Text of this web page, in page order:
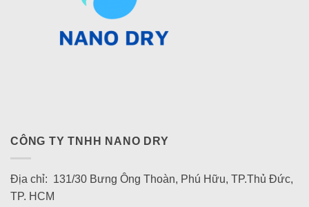
CÔNG TY TNHH NANO DRY
Địa chỉ: 131/30 Bưng Ông Thoàn, Phú Hữu, TP.Thủ Đức,
TP. HCM